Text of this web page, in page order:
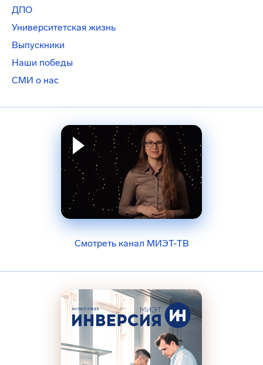
ДПО
Университетская жизнь
Выпускники
Наши победы
СМИ о нас
Смотреть канал МИЭТ-ТВ